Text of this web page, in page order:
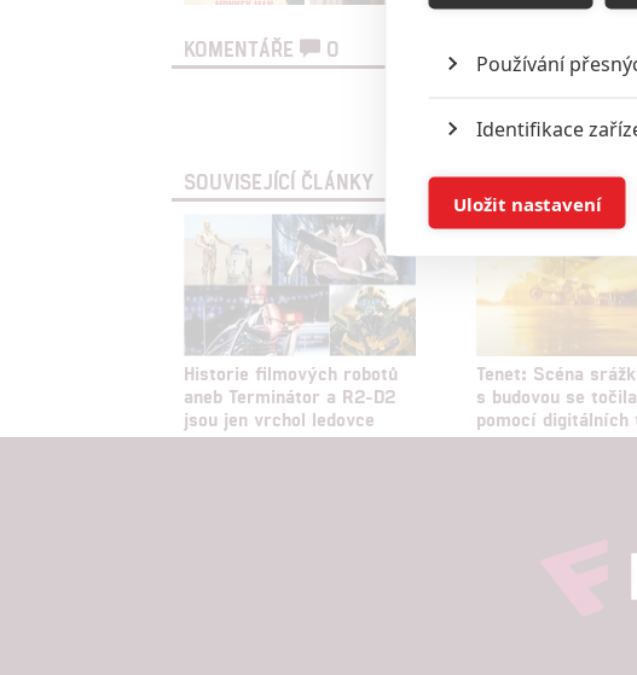
KOMENTÁŘE 0
Vstoupit do
SOUVISEJÍCÍ ČLÁNKY
Historie filmových robotů
aneb Terminátor a R2-D2
jsou jen vrchol ledovce
Tenet: Scéna
s budovou se
pomocí digitálních
Používání
Identifikace
Ukládání a/nebo
Reklama
služeb
Udělením souhlasu s
Uložit nastavení